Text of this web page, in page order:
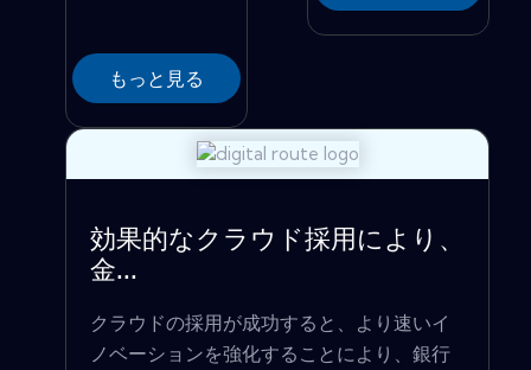
もっと見る
効果的なクラウド採用により、
金...
クラウドの採用が成功すると、より速いイ
ノベーションを強化することにより、銀行